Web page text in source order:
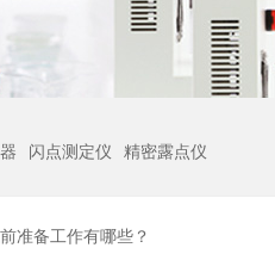
闪点测定仪 精密露点仪
准备工作有哪些？